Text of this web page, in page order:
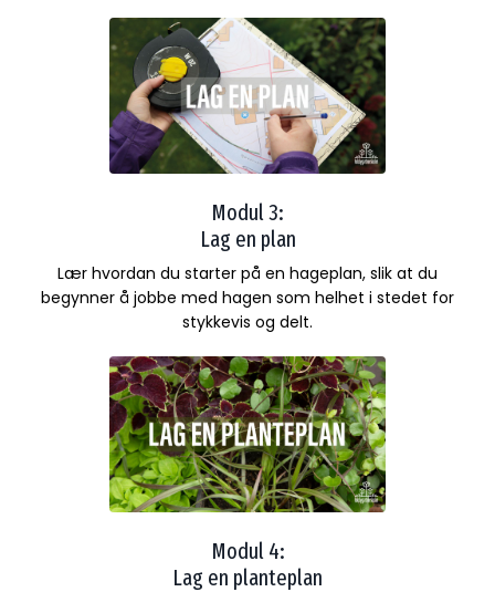
Modul 3:
Lag en plan
Lær hvordan du starter på en hageplan, slik at du
begynner å jobbe med hagen som helhet i stedet for
stykkevis og delt.
Modul 4:
Lag en planteplan